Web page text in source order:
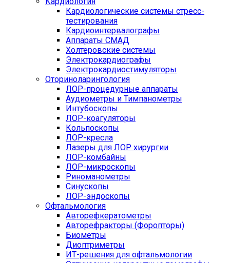
Кардиологические системы стресс-
тестирования
Кардиоинтервалографы
Аппараты СМАД
Холтеровские системы
Электрокардиографы
Электрокардиостимуляторы
Оториноларингология
ЛОР-процедурные аппараты
Аудиометры и Тимпанометры
Интубоскопы
ЛОР-коагуляторы
Кольпоскопы
ЛОР-кресла
Лазеры для ЛОР хирургии
ЛОР-комбайны
ЛОР-микроскопы
Риноманометры
Синускопы
ЛОР-эндоскопы
Офтальмология
Авторефкератометры
Авторефракторы (Форопторы)
Биометры
Диоптриметры
ИТ-решения для офтальмологии